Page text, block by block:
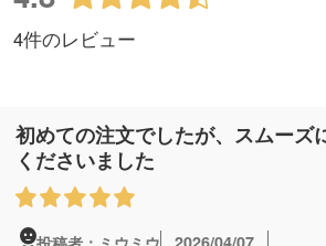
4件のレビュー
初めての注文でしたが、スムーズ
くださいました